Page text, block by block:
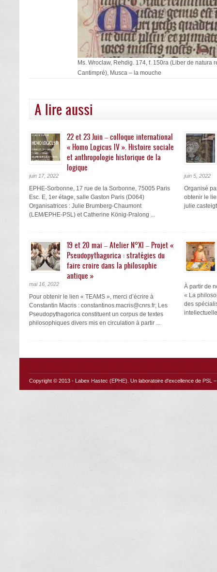
Ms. Wroclaw, Rehdig. 174, f. 150ra (Liber de natura
Cantimpré), Musca – la mouche
A lire aussi
22 et 23 Juin – colloque international
« Homo Logicus IV ». Histoire sociale
et anthropologie historique de la
logique
juin 17, 2022
EPHE-Sorbonne, 17 rue de la Sorbonne, 75005 Paris
Esc. E, 1er étage, salle Gaston Paris (D064)
Organisatrices : Julie Brumberg-Chaumont
(LEM/EPHE-PSL) et Catherine König-Pralong ...
juin 5, 2022
Organisé
obtenir le
19 et 20 mai – Atelier N°XI – Projet «
Pseudopythagorica : stratégies du
faire croire dans la philosophie
antique »
mai 16, 2022
Pour obtenir le lien « TEAMS », merci d’écrire à
Constantin Macris : constantinos.macris@cnrs.fr; Les
Pseudopythagorica constituent un corpus de textes
philosophiques divers mis en circulation à partir ...
À partir de
« La
des
Copyright © 2013 - Labex Hastec (EPHE) . Un laboratoire d'excellence de